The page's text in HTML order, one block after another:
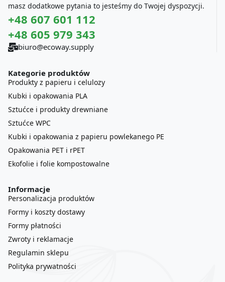
masz dodatkowe pytania to jesteśmy do Twojej dyspozycji.
+48 607 601 112
+48 605 979 343
biuro@ecoway.supply
Kategorie produktów
Produkty z papieru i celulozy
Kubki i opakowania PLA
Sztućce i produkty drewniane
Sztućce WPC
Kubki i opakowania z papieru powlekanego PE
Opakowania PET i rPET
Ekofolie i folie kompostowalne
Informacje
Personalizacja produktów
Formy i koszty dostawy
Formy płatności
Zwroty i reklamacje
Regulamin sklepu
Polityka prywatności